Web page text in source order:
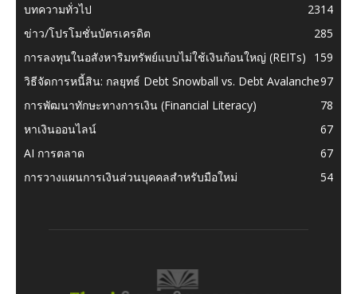
บทความทั่วไป
2314
ข่าว/โปรโมชั่นบัตรเครดิต
285
การลงทุนในอสังหาริมทรัพย์แบบไม่ใช้เงินก้อนใหญ่ (REITs)
159
วิธีจัดการหนี้สิน: กลยุทธ์ Debt Snowball vs. Debt Avalanche97
การพัฒนาทักษะทางการเงิน (Financial Literacy)
78
หาเงินออนไลน์
67
AI การตลาด
67
การวางแผนการเงินส่วนบุคคลสำหรับมือใหม่
54